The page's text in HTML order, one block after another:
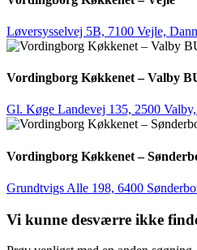
Løversysselvej 5B, 7100 Vejle,
Vordingborg Køkkenet – Valby
Gl. Køge Landevej 135, 2500
Vordingborg Køkkenet –
Grundtvigs Alle 198, 6400
Vi kunne desværre ikke